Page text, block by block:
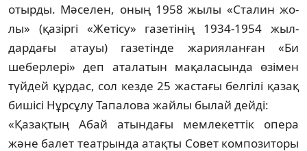
отыр­ды. Мәселен, оның 1958 жылы «Сталин жо­
лы» (қазіргі «Жетісу» газетінің 1934-1954 жыл­
дардағы атауы) газетінде жарияланған «Би
шеберлері» деп аталатын мақаласында өзі­мен
түйдей құрдас, сол кезде 25 жастағы бел­гілі қазақ
бишісі Нұрсұлу Тапалова жай­лы былай дейді:
«Қазақтың Абай атындағы мемлекеттік опера
және балет театрында атақты Совет ком­позиторы